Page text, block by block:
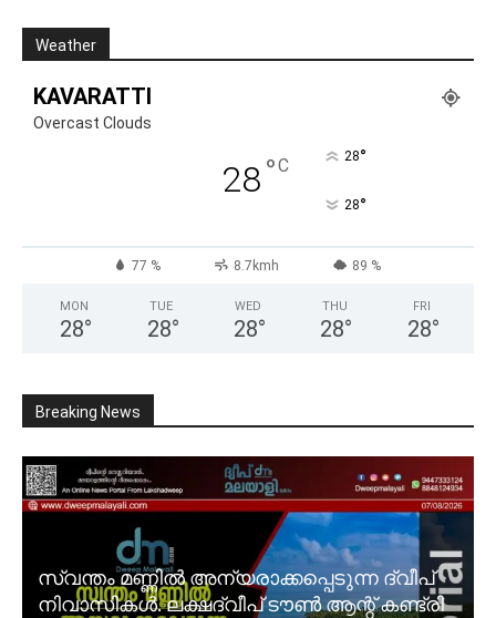
Weather
KAVARATTI
Overcast Clouds
28°C 28°
28°
77 % 8.7kmh 89 %
MON
28°
TUE
28°
WED
28°
THU
28°
FRI
28°
Breaking News
സ്വന്തം മണ്ണിൽ അന്യരാക്കപ്പെടുന്ന ദ്വീപ്
നിവാസികൾ. ലക്ഷദ്വീപ് ടൗൺ ആന്റ് കണ്ട്രി